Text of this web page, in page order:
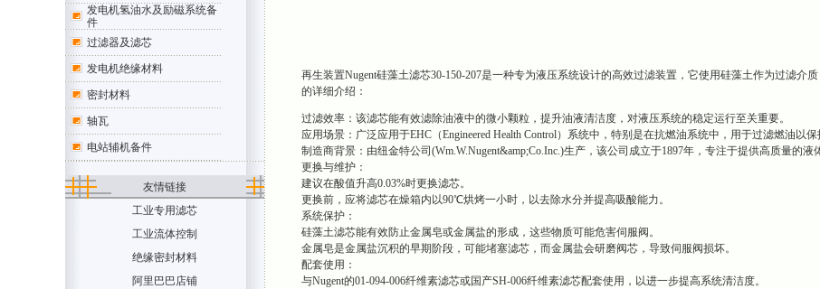
发电机氢油水及励磁系统备
件
过滤器及滤芯
发电机绝缘材料
密封材料
轴瓦
电站辅机备件
友情链接
工业专用滤芯
工业流体控制
绝缘密封材料
阿里巴巴店铺
再生装置Nugent硅藻土滤芯30-150-207是一种专为液压系统设计的高效过滤装置，它使用硅藻土作为过滤介
的详细介绍：
过滤效率：该滤芯能有效滤除油液中的微小颗粒，提升油液清洁度，对液压系统的稳定运行至关重要。
应用场景：广泛应用于EHC（Engineered Health Control）系统中，特别是在抗燃油系统中，用于过滤燃油以保
制造商背景：由纽金特公司(Wm.W.Nugent&amp;Co.Inc.)生产，该公司成立于1897年，专注于提供高质量的液
更换与维护：
建议在酸值升高0.03%时更换滤芯。
更换前，应将滤芯在燥箱内以90℃烘烤一小时，以去除水分并提高吸酸能力。
系统保护：
硅藻土滤芯能有效防止金属皂或金属盐的形成，这些物质可能危害伺服阀。
金属皂是金属盐沉积的早期阶段，可能堵塞滤芯，而金属盐会研磨阀芯，导致伺服阀损坏。
配套使用：
与Nugent的01-094-006纤维素滤芯或国产SH-006纤维素滤芯配套使用，以进一步提高系统清洁度。